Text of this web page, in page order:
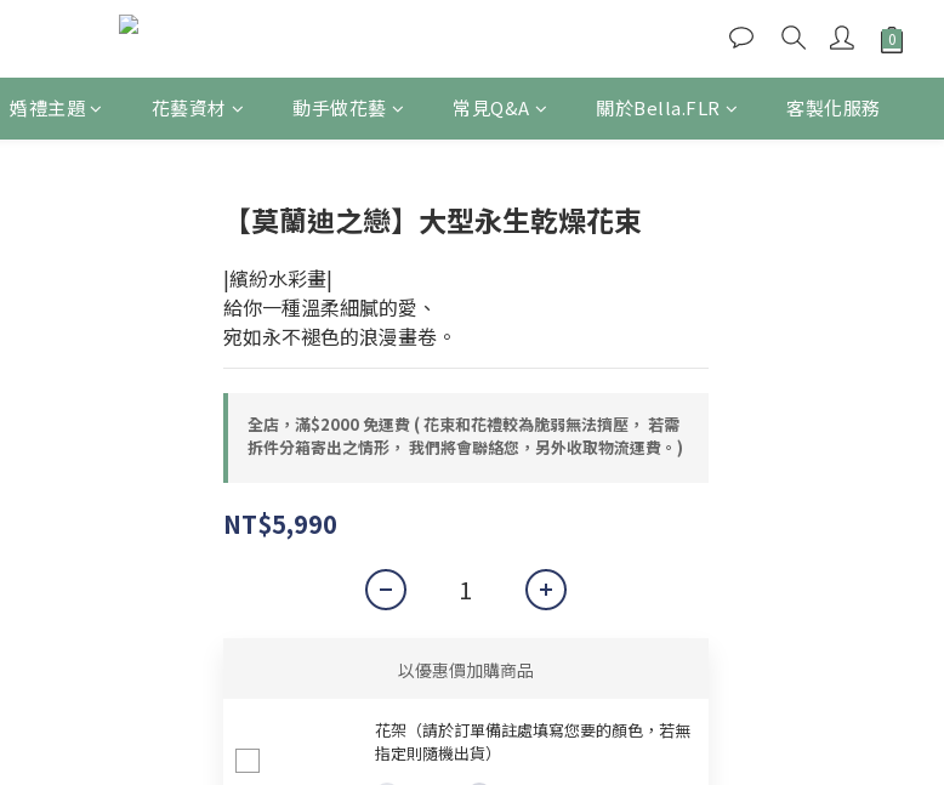
婚禮主題 花藝資材 動手做花藝 常見Q&A 關於Bella.FLR 客製化服務
【莫蘭迪之戀】大型永生乾燥花束
|繽紛水彩畫|
給你一種溫柔細膩的愛、
宛如永不褪色的浪漫畫卷。
全店，滿$2000 免運費 ( 花束和花禮較為脆弱無法擠壓， 若需
拆件分箱寄出之情形， 我們將會聯絡您，另外收取物流運費。)
NT$5,990
以優惠價加購商品
花架（請於訂單備註處填寫您要的顏色，若無
指定則隨機出貨）